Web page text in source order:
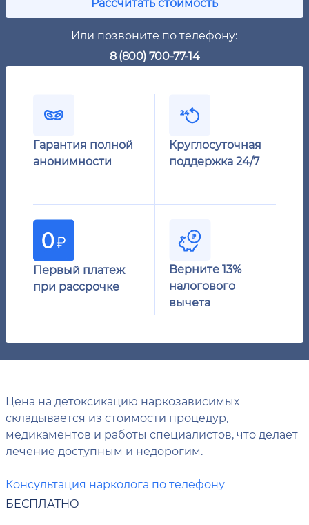
Или позвоните по телефону:
8 (800) 700-77-14
Гарантия полной
анонимности
Круглосуточная
поддержка 24/7
Первый платеж
при рассрочке
Верните 13%
налогового
вычета
Цена на детоксикацию наркозависимых
складывается из стоимости процедур,
медикаментов и работы специалистов, что делает
лечение доступным и недорогим.
Консультация нарколога по телефону
БЕСПЛАТНО